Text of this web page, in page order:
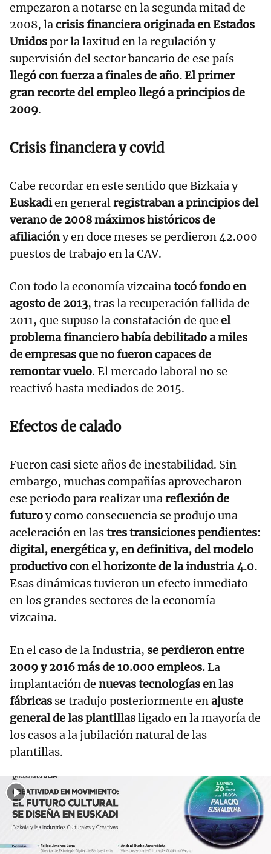
empezaron a notarse en la segunda mitad de
2008, lacrisis financiera originada en Estados
Unidospor la laxitud en la regulación y
supervisión del sector bancario de ese país
llegó con fuerza a finales de año. El primer
gran recorte del empleo llegó a principios de
2009.
Crisis financiera y covid
Cabe recordar en este sentido que Bizkaia y
Euskadien generalregistraban a principios del
verano de 2008 máximos históricos de
afiliacióny en doce meses se perdieron 42.000
puestos de trabajo en la CAV.
Con todo la economía vizcainatocó fondo en
agosto de 2013, tras la recuperación fallida de
2011, que supuso la constatación de que el
problema financiero había debilitado a miles
de empresas que no fueron capaces de
remontar vuelo. El mercado laboral no se
reactivó hasta mediados de 2015.
Efectos de calado
Fueron casi siete años de inestabilidad. Sin
embargo, muchas compañías aprovecharon
ese periodo para realizar unareflexión de
futuroy como consecuencia se produjo una
aceleración en lastres transiciones pendientes:
digital, energética y, en definitiva, del modelo
productivo con el horizonte de la industria 4.0.
Esas dinámicas tuvieron un efecto inmediato
en los grandes sectores de la economía
vizcaina.
En el caso de la Industria, se perdieron entre
2009 y 2016 más de 10.000 empleos.La
implantación de nuevas tecnologías en las
fábricas se tradujo posteriormente enajuste
general de las plantillasligado en la mayoría de
los casos a la jubilación natural de las
plantillas.